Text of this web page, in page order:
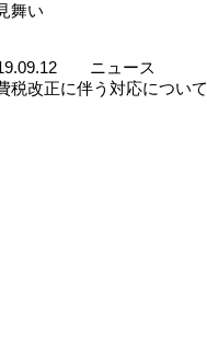
舞い
ニュース
税改正に伴う対応について